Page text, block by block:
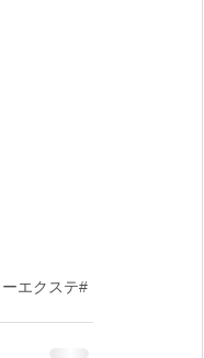
エクステ#